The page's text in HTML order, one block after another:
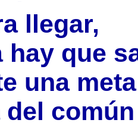
llegar,
hay que
una meta